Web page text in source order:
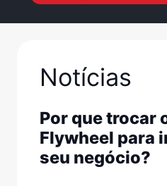
Notícias
Por que trocar
Flywheel para
seu negócio?